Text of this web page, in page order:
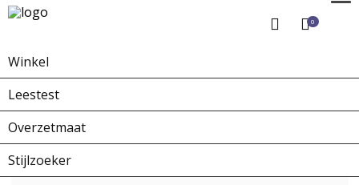
0
Winkel
Leestest
Overzetmaat
Stijlzoeker
Home Winkel